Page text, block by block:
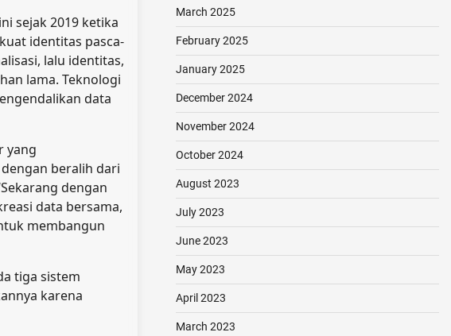
sejak 2019 ketika
identitas pasca-
lalu identitas,
lama. Teknologi
data
yang
beralih dari
dengan
data bersama,
membangun
tiga sistem
karena
March 2025
February 2025
January 2025
December 2024
November 2024
October 2024
August 2023
July 2023
June 2023
May 2023
April 2023
March 2023